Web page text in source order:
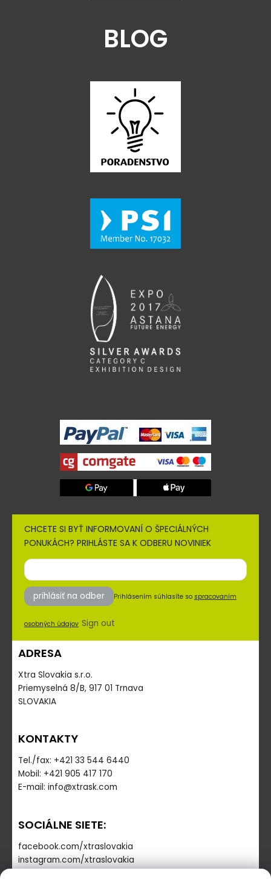
BLOG
CHCETE SI BYŤ INFORMOVANÍ O ŠPECIÁLNÝCH
PONUKÁCH? PRIHLÁSTE SA K ODBERU NOVINIEK
prihlásiť na odber Prihlásením súhlasíte so spracovaním
osobných údajov Sign out
ADRESA
Xtra Slovakia s.r.o.
Priemyselná 8/B, 917 01 Trnava
SLOVAKIA
KONTAKTY
Tel./fax: +421 33 544 6440
Mobil: +421 905 417 170
E-mail: info@xtrask.com
SOCIÁLNE SIETE:
facebook.com/xtraslovakia
instagram.com/xtraslovakia